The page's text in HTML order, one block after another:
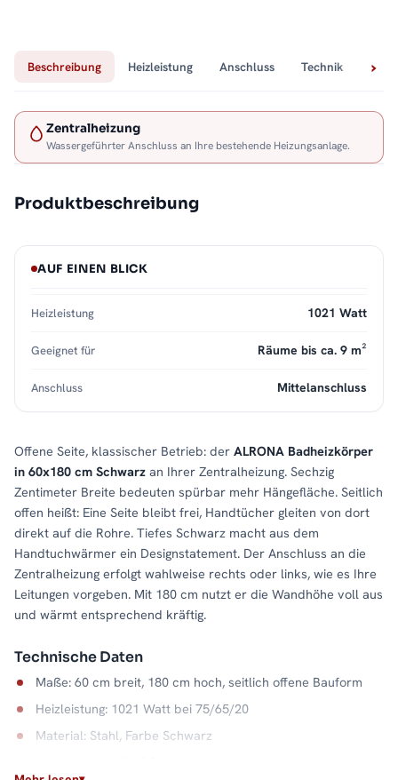
Beschreibung Heizleistung Anschluss Technik
Zentralheizung
Wassergeführter Anschluss an Ihre bestehende Heizungsanlage.
Produktbeschreibung
Offene Seite, klassischer Betrieb: der ALRONA Badheizkörper
in 60x180 cm Schwarz an Ihrer Zentralheizung. Sechzig
Zentimeter Breite bedeuten spürbar mehr Hängefläche. Seitlich
offen heißt: Eine Seite bleibt frei, Handtücher gleiten von dort
direkt auf die Rohre. Tiefes Schwarz macht aus dem
Handtuchwärmer ein Designstatement. Der Anschluss an die
Zentralheizung erfolgt wahlweise rechts oder links, wie es Ihre
Leitungen vorgeben. Mit 180 cm nutzt er die Wandhöhe voll aus
und wärmt entsprechend kräftig.
Technische Daten
Maße: 60 cm breit, 180 cm hoch, seitlich offene Bauform
Heizleistung: 1021 Watt bei 75/65/20
Material: Stahl, Farbe Schwarz
AUF EINEN BLICK
Heizleistung 1021 Watt
Geeignet für Räume bis ca. 9 m²
Anschluss Mittelanschluss